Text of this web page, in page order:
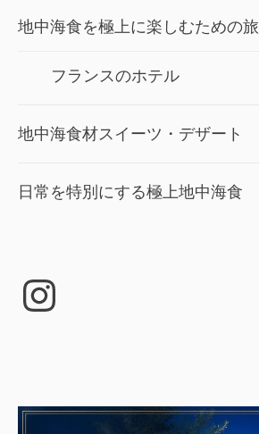
地中海食を極上に楽しむための旅
フランスのホテル
地中海食材スイーツ・デザート
日常を特別にする極上地中海食
Instagram